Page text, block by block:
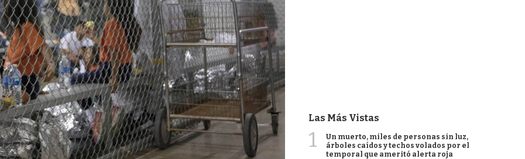
Las Más Vistas
1
Un muerto, miles de personas sin luz,
árboles caídos y techos volados por el
temporal que ameritó alerta roja